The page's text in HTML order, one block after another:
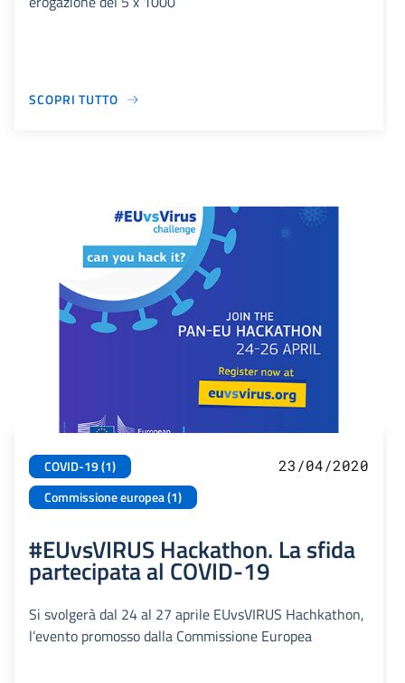
SCOPRI TUTTO
COVID-19 (1)
Commissione europea (1)
23/04/2020
#EUvsVIRUS Hackathon. La sfida
partecipata al COVID-19
Si svolgerà dal 24 al 27 aprile EUvsVIRUS Hachkathon,
l’evento promosso dalla Commissione Europea